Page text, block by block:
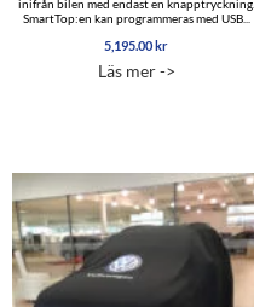
inifrån bilen med endast en knapptryckning.
SmartTop:en kan programmeras med USB...
5,195.00 kr
Läs mer ->